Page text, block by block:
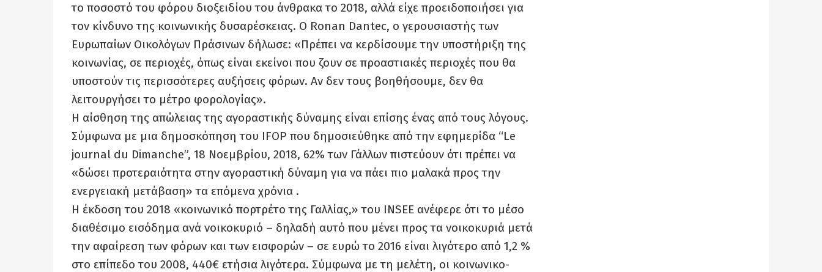
το ποσοστό του φόρου διοξειδίου του άνθρακα το 2018, αλλά είχε προειδοποιήσει για
τον κίνδυνο της κοινωνικής δυσαρέσκειας. Ο Ronan Dantec, ο γερουσιαστής των
Ευρωπαίων Οικολόγων Πράσινων δήλωσε: «Πρέπει να κερδίσουμε την υποστήριξη της
κοινωνίας, σε περιοχές, όπως είναι εκείνοι που ζουν σε προαστιακές περιοχές που θα
υποστούν τις περισσότερες αυξήσεις φόρων. Αν δεν τους βοηθήσουμε, δεν θα
λειτουργήσει το μέτρο φορολογίας».
Η αίσθηση της απώλειας της αγοραστικής δύναμης είναι επίσης ένας από τους λόγους.
Σύμφωνα με μια δημοσκόπηση του IFOP που δημοσιεύθηκε από την εφημερίδα “Le
journal du Dimanche”, 18 Νοεμβρίου, 2018, 62% των Γάλλων πιστεύουν ότι πρέπει να
«δώσει προτεραιότητα στην αγοραστική δύναμη για να πάει πιο μαλακά προς την
ενεργειακή μετάβαση» τα επόμενα χρόνια .
Η έκδοση του 2018 «κοινωνικό πορτρέτο της Γαλλίας,» του INSEE ανέφερε ότι το μέσο
διαθέσιμο εισόδημα ανά νοικοκυριό – δηλαδή αυτό που μένει προς τα νοικοκυριά μετά
την αφαίρεση των φόρων και των εισφορών – σε ευρώ το 2016 είναι λιγότερο από 1,2 %
στο επίπεδο του 2008, 440€ ετήσια λιγότερα. Σύμφωνα με τη μελέτη, οι κοινωνικο-